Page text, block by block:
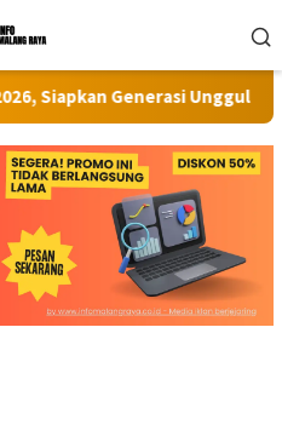
Generasi Unggul Berkelas